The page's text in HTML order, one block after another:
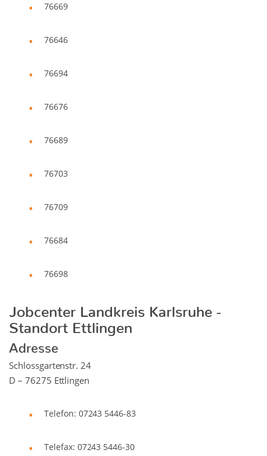
76669
76646
76694
76676
76689
76703
76709
76684
76698
Jobcenter Landkreis Karlsruhe -
Standort Ettlingen
Adresse
Schlossgartenstr. 24
D – 76275 Ettlingen
Telefon: 07243 5446-83
Telefax: 07243 5446-30